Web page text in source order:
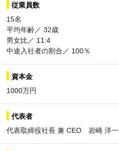
従業員数
15名
平均年齢／ 32歳
男女比／ 11:4
中途入社者の割合／ 100％
資本金
1000万円
代表者
代表取締役社長 兼 CEO 岩崎 洋一